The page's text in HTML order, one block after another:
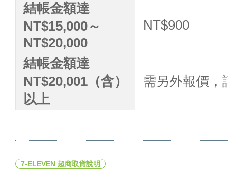
結帳金額達
NT$15,000～
NT$20,000
NT$900
結帳金額達
NT$20,001（含）
以上
需另外報價，
7-ELEVEN 超商取貨說明